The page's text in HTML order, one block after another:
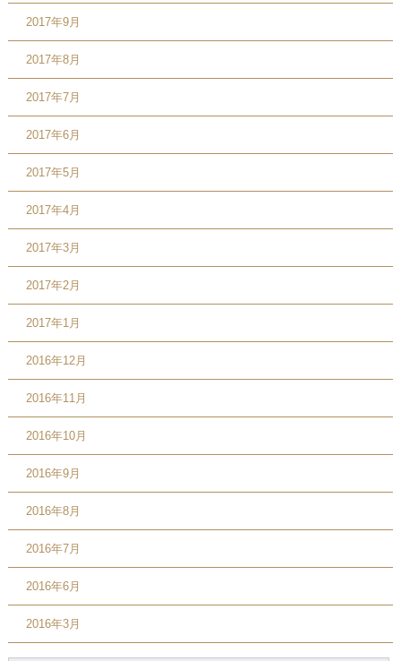
2017年9月
2017年8月
2017年7月
2017年6月
2017年5月
2017年4月
2017年3月
2017年2月
2017年1月
2016年12月
2016年11月
2016年10月
2016年9月
2016年8月
2016年7月
2016年6月
2016年3月